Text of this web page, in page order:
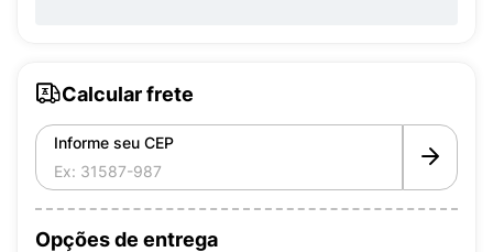
Calcular frete
Informe seu CEP
Opções de entrega